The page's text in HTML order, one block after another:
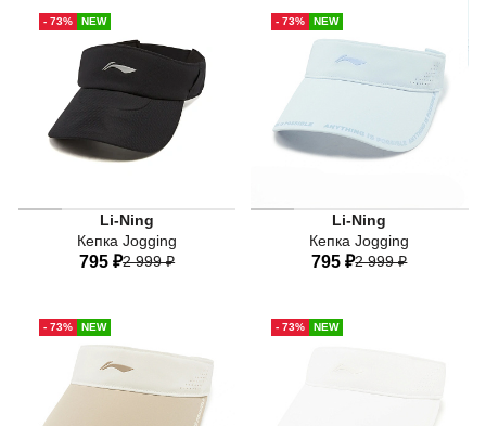
One-size One-size
- 73% NEW
Li-Ning
Кепка Jogging
795 ₽2 999 ₽
One-size
- 73% NEW
Li-Ning
Кепка Jogging
795 ₽2 999 ₽
One-size
- 73% NEW - 73% NEW